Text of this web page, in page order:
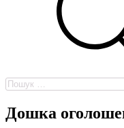
Пошук:
Дошка